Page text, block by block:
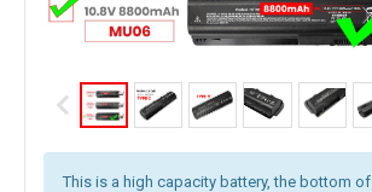
This is a high capacity battery, the bottom of